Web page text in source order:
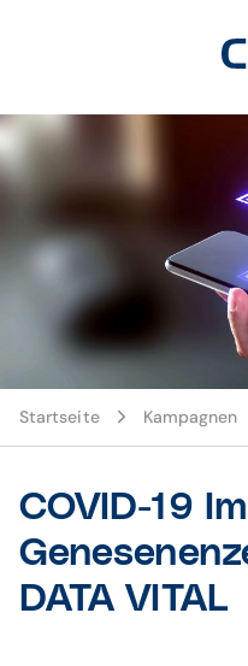
Startseite Kampagnen
COVID-19
DATA VITAL